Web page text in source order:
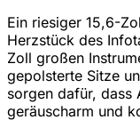
Ein riesiger 15,6-
Herzstück des
Zoll großen
gepolsterte Sitze
sorgen dafür, dass
geräuscharm und